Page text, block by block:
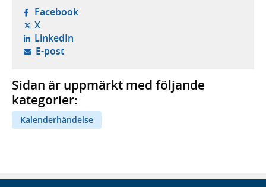
Facebook- öppnas i ny flik, extern webbplats,
X- öppnas i ny flik, extern webbplats,
LinkedIn- öppnas i ny flik, extern webbplats,
E-post- öppnar din e-postklient,
Sidan är uppmärkt med följande
kategorier:
Kalenderhändelse